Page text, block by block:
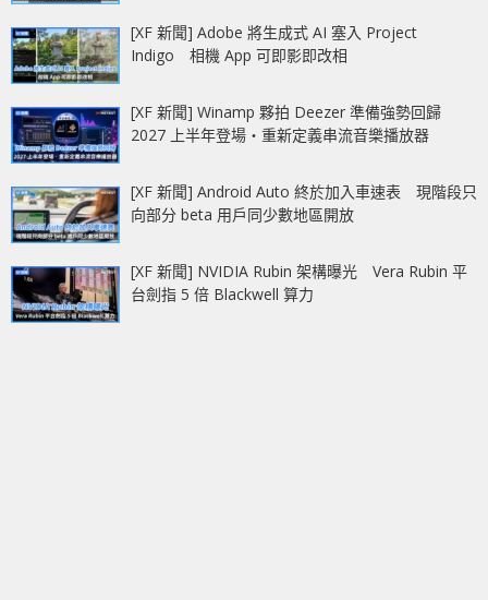
[XF 新聞] Adobe 將生成式 AI 塞入 Project
Indigo 相機 App 可即影即改相
[XF 新聞] Winamp 夥拍 Deezer 準備強勢回歸
2027 上半年登場‧重新定義串流音樂播放器
[XF 新聞] Android Auto 終於加入車速表 現階段只
向部分 beta 用戶同少數地區開放
[XF 新聞] NVIDIA Rubin 架構曝光 Vera Rubin 平
台劍指 5 倍 Blackwell 算力